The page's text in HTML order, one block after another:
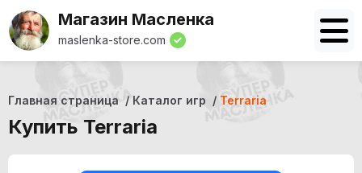
Магазин Масленка
maslenka-store.com
Главная страница Каталог игр Terraria
Купить Terraria